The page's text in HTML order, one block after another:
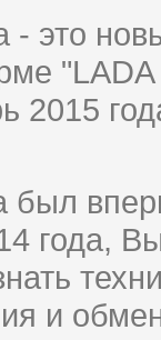
- это
2015
был
года,
и